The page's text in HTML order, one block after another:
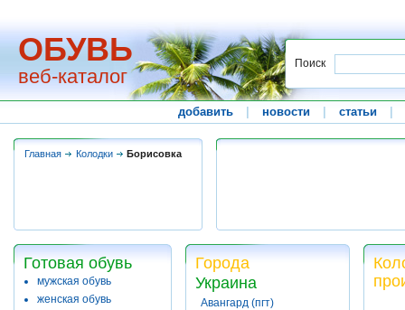
ОБУВЬ
веб-каталог
Поиск
добавить новости статьи
Главная Колодки Борисовка
Готовая обувь
мужская обувь
женская обувь
Города
Украина
Авангард (пгт)